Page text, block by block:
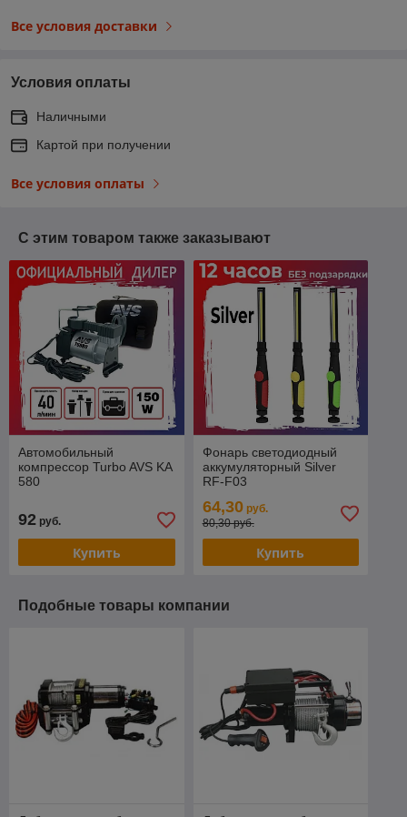
Все условия доставки
Условия оплаты
Наличными
Картой при получении
Все условия оплаты
С этим товаром также заказывают
Автомобильный
компрессор Turbo AVS KA
580
92 руб.
Купить
Фонарь светодиодный
аккумуляторный Silver
RF-F03
64,30руб.
80,30 руб.
Купить
Подобные товары компании